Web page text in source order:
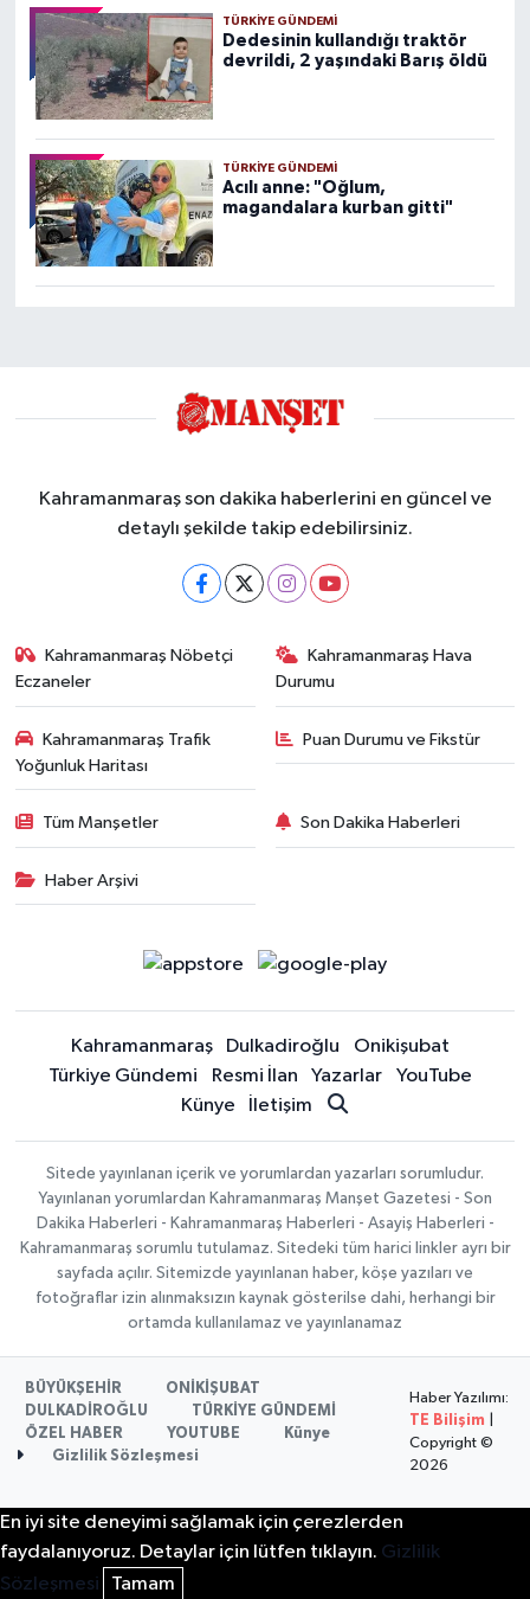
TÜRKIYE GÜNDEMI
Dedesinin kullandığı traktör
devrildi, 2 yaşındaki Barış öldü
TÜRKIYE GÜNDEMI
Acılı anne: "Oğlum,
magandalara kurban gitti"
Kahramanmaraş son dakika haberlerini en güncel ve
detaylı şekilde takip edebilirsiniz.
Kahramanmaraş Nöbetçi
Eczaneler
Kahramanmaraş Hava
Durumu
Kahramanmaraş Trafik
Yoğunluk Haritası
Puan Durumu ve Fikstür
Tüm Manşetler Son Dakika Haberleri
Haber Arşivi
Kahramanmaraş Dulkadiroğlu
Onikişubat
Türkiye Gündemi
Resmi İlan Yazarlar
YouTube
Künye
İletişim
Sitede yayınlanan içerik ve yorumlardan yazarları sorumludur.
Yayınlanan yorumlardan Kahramanmaraş Manşet Gazetesi - Son
Dakika Haberleri - Kahramanmaraş Haberleri - Asayiş Haberleri -
Kahramanmaraş sorumlu tutulamaz. Sitedeki tüm harici linkler ayrı bir
sayfada açılır. Sitemizde yayınlanan haber, köşe yazıları ve
fotoğraflar izin alınmaksızın kaynak gösterilse dahi, herhangi bir
ortamda kullanılamaz ve yayınlanamaz
BÜYÜKŞEHİR
ONİKİŞUBAT
DULKADİROĞLU
TÜRKİYE GÜNDEMİ
ÖZEL HABER
YOUTUBE
Künye
Gizlilik Sözleşmesi
Haber Yazılımı:
TE Bilişim
Copyright ©
2026
En iyi site deneyimi sağlamak için çerezlerden
faydalanıyoruz. Detaylar için lütfen tıklayın. Gizlilik
Sözleşmesi
Tamam